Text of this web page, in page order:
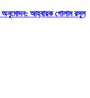
অনুমোদন: আহ্বায়ক গোলাম রসুল